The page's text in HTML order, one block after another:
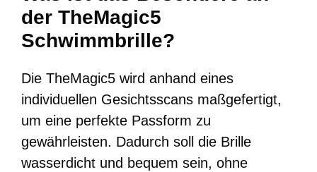
der TheMagic5
Schwimmbrille?
Die TheMagic5 wird anhand eines
individuellen Gesichtsscans maßgefertigt,
um eine perfekte Passform zu
gewährleisten. Dadurch soll die Brille
wasserdicht und bequem sein, ohne